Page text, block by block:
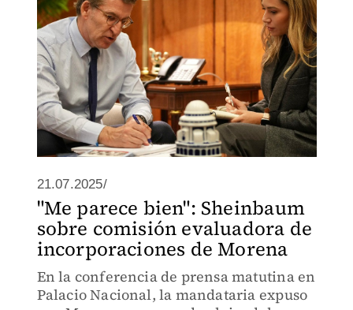
21.07.2025/
"Me parece bien": Sheinbaum
sobre comisión evaluadora de
incorporaciones de Morena
En la conferencia de prensa matutina en
Palacio Nacional, la mandataria expuso